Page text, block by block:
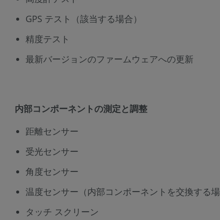
GPS テスト（該当する場合）
精度テスト
最新バージョンのファームウェアへの更新
内部コンポーネントの測定と調整
距離センサー
受光センサー
角度センサー
温度センサー（内部コンポーネントを交換する
タッチ スクリーン